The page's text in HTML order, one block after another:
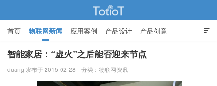
物联网的那些事 - Totiot

首页 物联网新闻 应用案例 产品设计 产品创意
智能家居
智能家居：“虚火”之后能否迎来节点
duang 发布于 2015-02-28 分类： 物联网资讯